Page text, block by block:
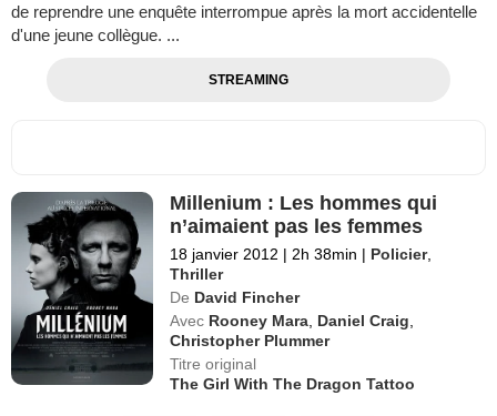
de reprendre une enquête interrompue après la mort accidentelle
d'une jeune collègue. ...
STREAMING
Millenium : Les hommes qui
n’aimaient pas les femmes
18 janvier 2012 | 2h 38min | Policier,
Thriller
De David Fincher
Avec Rooney Mara Daniel Craig
Christopher Plummer
Titre original
The Girl With The Dragon Tattoo